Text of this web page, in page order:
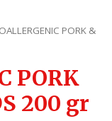
PORK &
PORK
200 gr